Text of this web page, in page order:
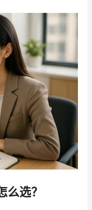
选？